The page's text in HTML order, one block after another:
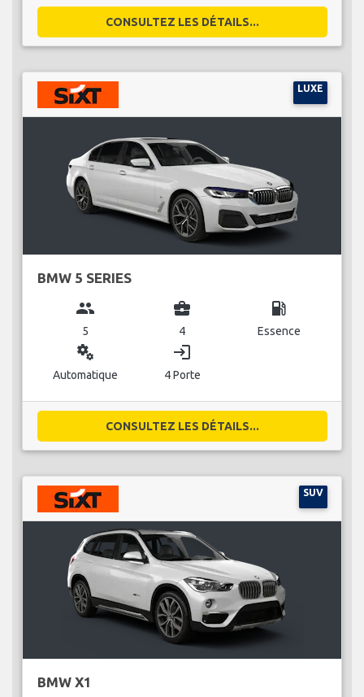
CONSULTEZ LES DÉTAILS...
LUXE
BMW 5 SERIES
group
5
business_center
4
local_gas_station
Essence
miscellaneous_services
Automatique
login
4 Porte
CONSULTEZ LES DÉTAILS...
SUV
BMW X1